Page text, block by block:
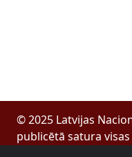
© 2025 Latvijas
publicētā satura